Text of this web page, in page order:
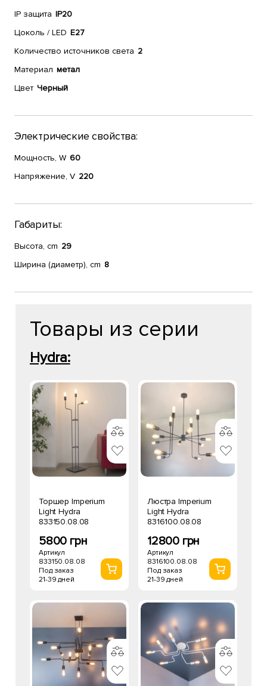
IP защита IP20
Цоколь / LED E27
Количество источников света 2
Материал метал
Цвет Черный
Электрические свойства:
Мощность, W 60
Напряжение, V 220
Габариты:
Высота, cm 29
Ширина (диаметр), cm 8
Товары из серии
Hydra:
Торшер Imperium
Light Hydra
833150.08.08
5800 грн
Артикул
833150.08.08
Под заказ
21-39 дней
Люстра Imperium
Light Hydra
8316100.08.08
12800 грн
Артикул
8316100.08.08
Под заказ
21-39 дней